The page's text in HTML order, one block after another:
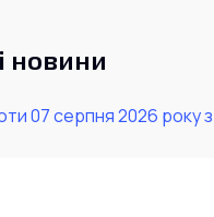
новини